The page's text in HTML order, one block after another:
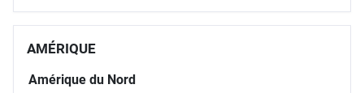
AMÉRIQUE
Amérique du Nord